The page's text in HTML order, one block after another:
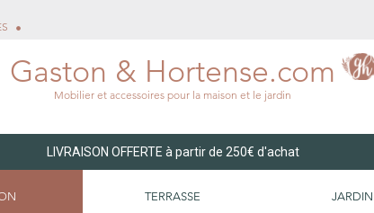
Gaston & Hortense.com
Mobilier et accessoires pour la maison et le jardin
LIVRAISON OFFERTE à partir de 250€ d'achat
TERRASSE JARDIN